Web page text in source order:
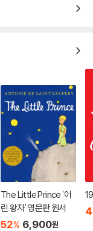
The Little Prince '어
린 왕자' 영문판 원서
52% 6,900원